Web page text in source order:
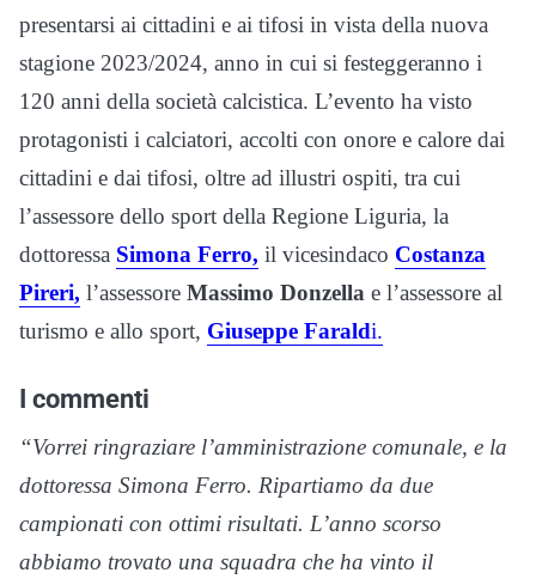
presentarsi ai cittadini e ai tifosi in vista della nuova
stagione 2023/2024, anno in cui si festeggeranno i
120 anni della società calcistica. L’evento ha visto
protagonisti i calciatori, accolti con onore e calore dai
cittadini e dai tifosi, oltre ad illustri ospiti, tra cui
l’assessore dello sport della Regione Liguria, la
dottoressa Simona Ferro, il vicesindaco Costanza
Pireri, l’assessore Massimo Donzella e l’assessore al
turismo e allo sport, Giuseppe Faraldi.
I commenti
“Vorrei ringraziare l’amministrazione comunale, e la
dottoressa Simona Ferro. Ripartiamo da due
campionati con ottimi risultati. L’anno scorso
abbiamo trovato una squadra che ha vinto il